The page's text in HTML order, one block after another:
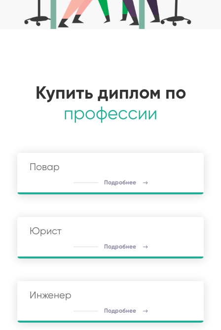
Купить диплом по
профессии
Повар
Подробнее
Юрист
Подробнее
Инженер
Подробнее